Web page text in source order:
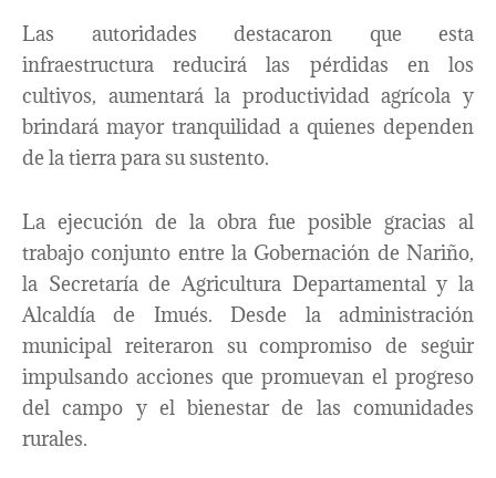
Las autoridades destacaron que esta
infraestructura reducirá las pérdidas en los
cultivos, aumentará la productividad agrícola y
brindará mayor tranquilidad a quienes dependen
de la tierra para su sustento.
La ejecución de la obra fue posible gracias al
trabajo conjunto entre la Gobernación de Nariño,
la Secretaría de Agricultura Departamental y la
Alcaldía de Imués. Desde la administración
municipal reiteraron su compromiso de seguir
impulsando acciones que promuevan el progreso
del campo y el bienestar de las comunidades
rurales.